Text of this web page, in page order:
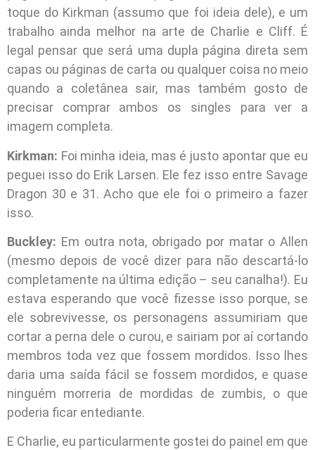
toque do Kirkman (assumo que foi ideia dele), e um
trabalho ainda melhor na arte de Charlie e Cliff. É
legal pensar que será uma dupla página direta sem
capas ou páginas de carta ou qualquer coisa no meio
quando a coletânea sair, mas também gosto de
precisar comprar ambos os singles para ver a
imagem completa.
Kirkman: Foi minha ideia, mas é justo apontar que eu
peguei isso do Erik Larsen. Ele fez isso entre Savage
Dragon 30 e 31. Acho que ele foi o primeiro a fazer
isso.
Buckley: Em outra nota, obrigado por matar o Allen
(mesmo depois de você dizer para não descartá-lo
completamente na última edição – seu canalha!). Eu
estava esperando que você fizesse isso porque, se
ele sobrevivesse, os personagens assumiriam que
cortar a perna dele o curou, e sairiam por aí cortando
membros toda vez que fossem mordidos. Isso lhes
daria uma saída fácil se fossem mordidos, e quase
ninguém morreria de mordidas de zumbis, o que
poderia ficar entediante.
E Charlie, eu particularmente gostei do painel em que